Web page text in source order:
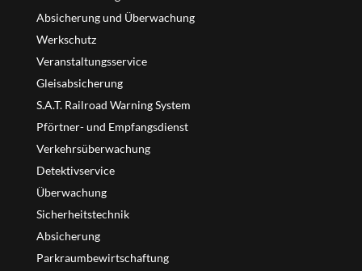
Absicherung und Überwachung
Werkschutz
Veranstaltungsservice
Gleisabsicherung
S.A.T. Railroad Warning System
Pförtner- und Empfangsdienst
Verkehrsüberwachung
Detektivservice
Überwachung
Sicherheitstechnik
Absicherung
Parkraumbewirtschaftung